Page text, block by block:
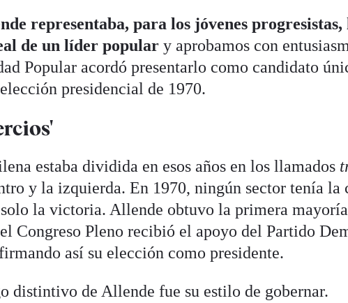
representaba, para los jóvenes progresistas,
de un líder popular y aprobamos con
Popular acordó presentarlo como candidato
presidencial de 1970.
estaba dividida en esos años en los llamados
y la izquierda. En 1970, ningún sector tenía la
la victoria. Allende obtuvo la primera
Congreso Pleno recibió el apoyo del Partido
así su elección como presidente.
distintivo de Allende fue su estilo de gobernar.